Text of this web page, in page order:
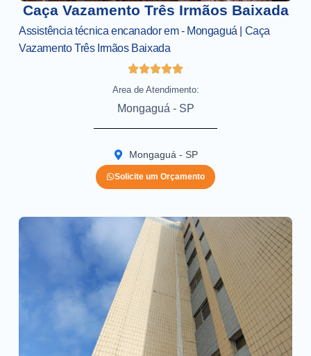
Caça Vazamento Três Irmãos Baixada
Assistência técnica encanador em - Mongaguá | Caça
Vazamento Três Irmãos Baixada
Area de Atendimento:
Mongaguá - SP
Mongaguá - SP
Solicite um Orçamento